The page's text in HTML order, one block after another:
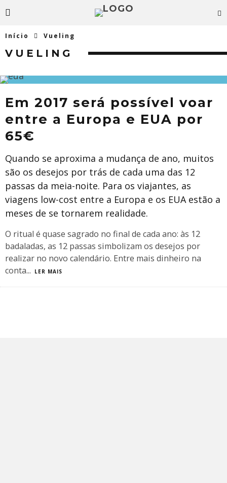
Início Vueling
VUELING
Em 2017 será possível voar
entre a Europa e EUA por
65€
Quando se aproxima a mudança de ano, muitos
são os desejos por trás de cada uma das 12
passas da meia-noite. Para os viajantes, as
viagens low-cost entre a Europa e os EUA estão a
meses de se tornarem realidade.
O ritual é quase sagrado no final de cada ano: às 12
badaladas, as 12 passas simbolizam os desejos por
realizar no novo calendário. Entre mais dinheiro na
conta... LER MAIS